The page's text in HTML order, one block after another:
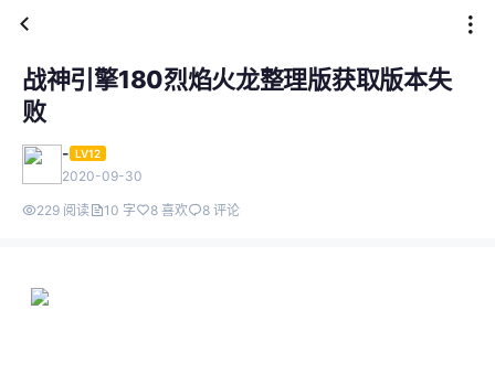
战神引擎180烈焰火龙整理版获取版本失
败
- LV12
2020-09-30
229 阅读 10 字 8 喜欢 8 评论